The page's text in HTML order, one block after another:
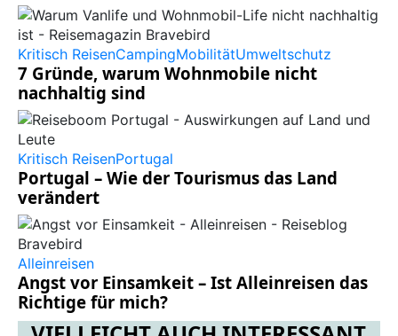
Kritisch ReisenCampingMobilitätUmweltschutz
7 Gründe, warum Wohnmobile nicht
nachhaltig sind
Kritisch ReisenPortugal
Portugal – Wie der Tourismus das Land
verändert
Alleinreisen
Angst vor Einsamkeit – Ist Alleinreisen das
Richtige für mich?